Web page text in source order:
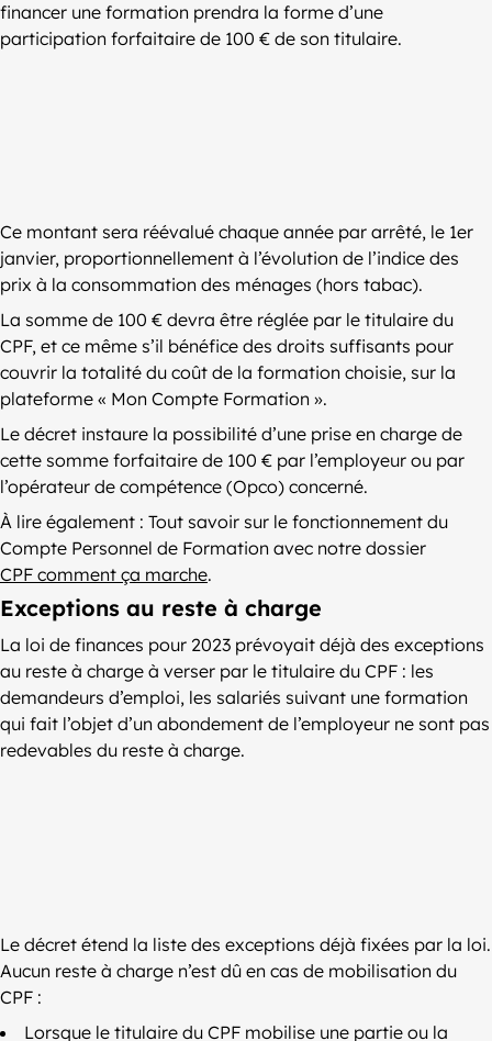
financer une formation prendra la forme d’une
participation forfaitaire de 100 € de son titulaire.
Ce montant sera réévalué chaque année par arrêté, le 1er
janvier, proportionnellement à l’évolution de l’indice des
prix à la consommation des ménages (hors tabac).
La somme de 100 € devra être réglée par le titulaire du
CPF, et ce même s’il bénéfice des droits suffisants pour
couvrir la totalité du coût de la formation choisie, sur la
plateforme « Mon Compte Formation ».
Le décret instaure la possibilité d’une prise en charge de
cette somme forfaitaire de 100 € par l’employeur ou par
l’opérateur de compétence (Opco) concerné.
À lire également : Tout savoir sur le fonctionnement du
Compte Personnel de Formation avec notre dossier
CPF comment ça marche.
Exceptions au reste à charge
La loi de finances pour 2023 prévoyait déjà des exceptions
au reste à charge à verser par le titulaire du CPF : les
demandeurs d’emploi, les salariés suivant une formation
qui fait l’objet d’un abondement de l’employeur ne sont pas
redevables du reste à charge.
Le décret étend la liste des exceptions déjà fixées par la loi.
Aucun reste à charge n’est dû en cas de mobilisation du
CPF :
Lorsque le titulaire du CPF mobilise une partie ou la